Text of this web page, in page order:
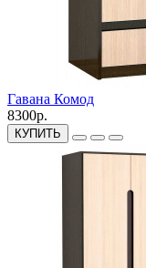
Гавана Комод
8300р.
КУПИТЬ